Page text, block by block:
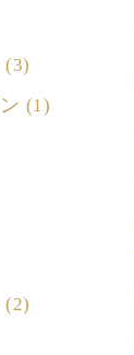
(3)
(1)
(2)